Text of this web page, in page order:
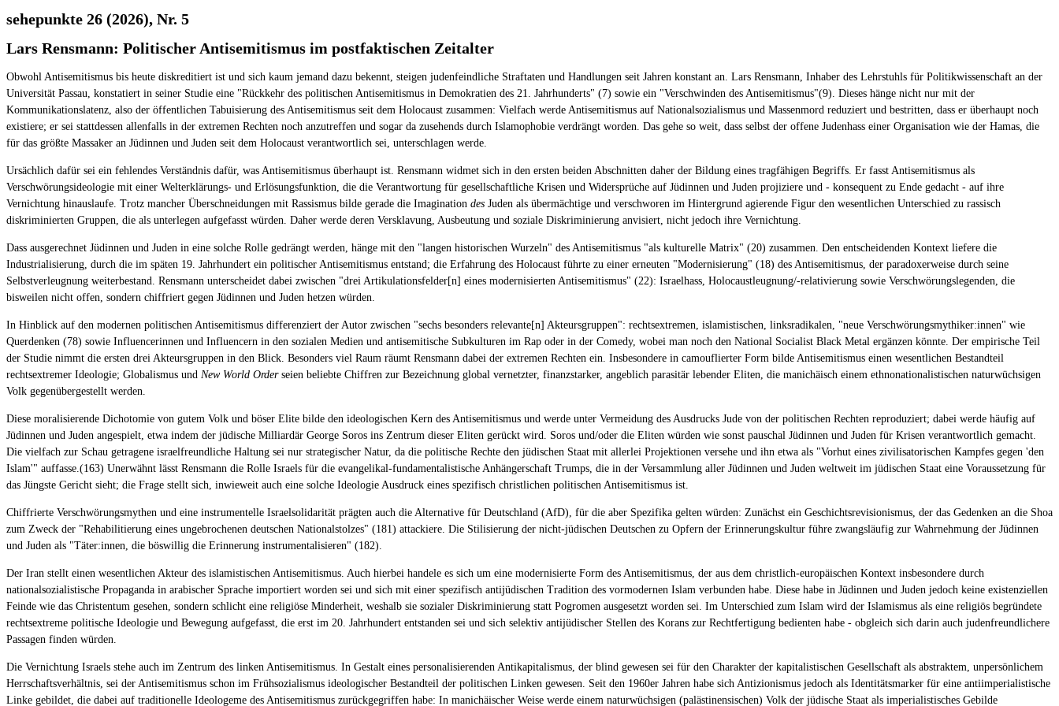
sehepunkte 26 (2026), Nr. 5
Lars Rensmann: Politischer Antisemitismus im postfaktischen Zeitalter
Obwohl Antisemitismus bis heute diskreditiert ist und sich kaum jemand dazu bekennt, steigen judenfeindliche Straftaten und Handlungen seit Jahren konstant an. Lars Rensmann, Inhaber des Lehrstuhls für Politikwissenschaft an der
Universität Passau, konstatiert in seiner Studie eine "Rückkehr des politischen Antisemitismus in Demokratien des 21. Jahrhunderts" (7) sowie ein "Verschwinden des Antisemitismus"(9). Dieses hänge nicht nur mit der
Kommunikationslatenz, also der öffentlichen Tabuisierung des Antisemitismus seit dem Holocaust zusammen: Vielfach werde Antisemitismus auf Nationalsozialismus und Massenmord reduziert und bestritten, dass er überhaupt noch
existiere; er sei stattdessen allenfalls in der extremen Rechten noch anzutreffen und sogar da zusehends durch Islamophobie verdrängt worden. Das gehe so weit, dass selbst der offene Judenhass einer Organisation wie der Hamas, die
für das größte Massaker an Jüdinnen und Juden seit dem Holocaust verantwortlich sei, unterschlagen werde.
Ursächlich dafür sei ein fehlendes Verständnis dafür, was Antisemitismus überhaupt ist. Rensmann widmet sich in den ersten beiden Abschnitten daher der Bildung eines tragfähigen Begriffs. Er fasst Antisemitismus als
Verschwörungsideologie mit einer Welterklärungs- und Erlösungsfunktion, die die Verantwortung für gesellschaftliche Krisen und Widersprüche auf Jüdinnen und Juden projiziere und - konsequent zu Ende gedacht - auf ihre
Vernichtung hinauslaufe. Trotz mancher Überschneidungen mit Rassismus bilde gerade die Imagination des Juden als übermächtige und verschworen im Hintergrund agierende Figur den wesentlichen Unterschied zu rassisch
diskriminierten Gruppen, die als unterlegen aufgefasst würden. Daher werde deren Versklavung, Ausbeutung und soziale Diskriminierung anvisiert, nicht jedoch ihre Vernichtung.
Dass ausgerechnet Jüdinnen und Juden in eine solche Rolle gedrängt werden, hänge mit den "langen historischen Wurzeln" des Antisemitismus "als kulturelle Matrix" (20) zusammen. Den entscheidenden Kontext liefere die
Industrialisierung, durch die im späten 19. Jahrhundert ein politischer Antisemitismus entstand; die Erfahrung des Holocaust führte zu einer erneuten "Modernisierung" (18) des Antisemitismus, der paradoxerweise durch seine
Selbstverleugnung weiterbestand. Rensmann unterscheidet dabei zwischen "drei Artikulationsfelder[n] eines modernisierten Antisemitismus" (22): Israelhass, Holocaustleugnung/-relativierung sowie Verschwörungslegenden, die
bisweilen nicht offen, sondern chiffriert gegen Jüdinnen und Juden hetzen würden.
In Hinblick auf den modernen politischen Antisemitismus differenziert der Autor zwischen "sechs besonders relevante[n] Akteursgruppen": rechtsextremen, islamistischen, linksradikalen, "neue Verschwörungsmythiker:innen" wie
Querdenken (78) sowie Influencerinnen und Influencern in den sozialen Medien und antisemitische Subkulturen im Rap oder in der Comedy, wobei man noch den National Socialist Black Metal ergänzen könnte. Der empirische Teil
der Studie nimmt die ersten drei Akteursgruppen in den Blick. Besonders viel Raum räumt Rensmann dabei der extremen Rechten ein. Insbesondere in camouflierter Form bilde Antisemitismus einen wesentlichen Bestandteil
rechtsextremer Ideologie; Globalismus und New World Orderseien beliebte Chiffren zur Bezeichnung global vernetzter, finanzstarker, angeblich parasitär lebender Eliten, die manichäisch einem ethnonationalistischen naturwüchsigen
Volk gegenübergestellt werden.
Diese moralisierende Dichotomie von gutem Volk und böser Elite bilde den ideologischen Kern des Antisemitismus und werde unter Vermeidung des Ausdrucks Jude von der politischen Rechten reproduziert; dabei werde häufig auf
Jüdinnen und Juden angespielt, etwa indem der jüdische Milliardär George Soros ins Zentrum dieser Eliten gerückt wird. Soros und/oder die Eliten würden wie sonst pauschal Jüdinnen und Juden für Krisen verantwortlich gemacht.
Die vielfach zur Schau getragene israelfreundliche Haltung sei nur strategischer Natur, da die politische Rechte den jüdischen Staat mit allerlei Projektionen versehe und ihn etwa als "Vorhut eines zivilisatorischen Kampfes gegen 'den
Islam'" auffasse.(163) Unerwähnt lässt Rensmann die Rolle Israels für die evangelikal-fundamentalistische Anhängerschaft Trumps, die in der Versammlung aller Jüdinnen und Juden weltweit im jüdischen Staat eine Voraussetzung für
das Jüngste Gericht sieht; die Frage stellt sich, inwieweit auch eine solche Ideologie Ausdruck eines spezifisch christlichen politischen Antisemitismus ist.
Chiffrierte Verschwörungsmythen und eine instrumentelle Israelsolidarität prägten auch die Alternative für Deutschland (AfD), für die aber Spezifika gelten würden: Zunächst ein Geschichtsrevisionismus, der das Gedenken an die Shoa
zum Zweck der "Rehabilitierung eines ungebrochenen deutschen Nationalstolzes" (181) attackiere. Die Stilisierung der nicht-jüdischen Deutschen zu Opfern der Erinnerungskultur führe zwangsläufig zur Wahrnehmung der Jüdinnen
und Juden als "Täter:innen, die böswillig die Erinnerung instrumentalisieren" (182).
Der Iran stellt einen wesentlichen Akteur des islamistischen Antisemitismus. Auch hierbei handele es sich um eine modernisierte Form des Antisemitismus, der aus dem christlich-europäischen Kontext insbesondere durch
nationalsozialistische Propaganda in arabischer Sprache importiert worden sei und sich mit einer spezifisch antijüdischen Tradition des vormodernen Islam verbunden habe. Diese habe in Jüdinnen und Juden jedoch keine existenziellen
Feinde wie das Christentum gesehen, sondern schlicht eine religiöse Minderheit, weshalb sie sozialer Diskriminierung statt Pogromen ausgesetzt worden sei. Im Unterschied zum Islam wird der Islamismus als eine religiös begründete
rechtsextreme politische Ideologie und Bewegung aufgefasst, die erst im 20. Jahrhundert entstanden sei und sich selektiv antijüdischer Stellen des Korans zur Rechtfertigung bedienten habe - obgleich sich darin auch judenfreundlichere
Passagen finden würden.
Die Vernichtung Israels stehe auch im Zentrum des linken Antisemitismus. In Gestalt eines personalisierenden Antikapitalismus, der blind gewesen sei für den Charakter der kapitalistischen Gesellschaft als abstraktem, unpersönlichem
Herrschaftsverhältnis, sei der Antisemitismus schon im Frühsozialismus ideologischer Bestandteil der politischen Linken gewesen. Seit den 1960er Jahren habe sich Antizionismus jedoch als Identitätsmarker für eine antiimperialistische
Linke gebildet, die dabei auf traditionelle Ideologeme des Antisemitismus zurückgegriffen habe: In manichäischer Weise werde einem naturwüchsigen (palästinensischen) Volk der jüdische Staat als imperialistisches Gebilde